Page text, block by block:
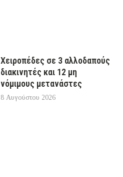
Χειροπέδες σε 3 αλλοδαπούς
διακινητές και 12 μη
νόμιμους μετανάστες
8 Αυγούστου 2026